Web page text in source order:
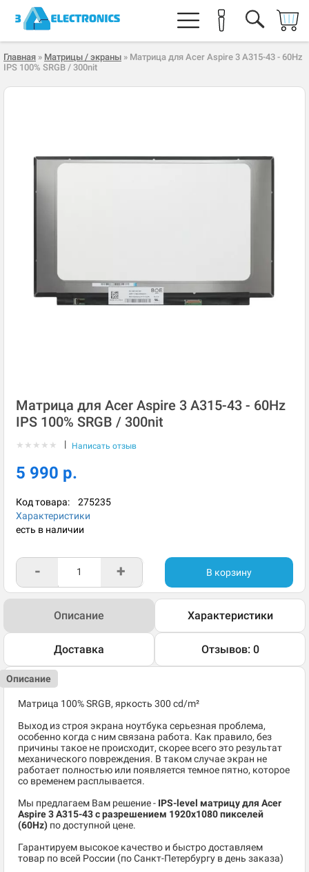
Главная » Матрицы / экраны » Матрица для Acer Aspire 3 A315-43 - 60Hz
IPS 100% SRGB / 300nit
Матрица для Acer Aspire 3 A315-43 - 60Hz
IPS 100% SRGB / 300nit
★ ★ ★ ★ ★ | Написать отзыв
5 990 р.
Код товара: 275235
Характеристики
есть в наличии
- + В корзину
Описание Характеристики
Доставка Отзывов: 0
Описание
Матрица 100% SRGB, яркость 300 cd/m²
Выход из строя экрана ноутбука серьезная проблема,
особенно когда с ним связана работа. Как правило, без
причины такое не происходит, скорее всего это результат
механического повреждения. В таком случае экран не
работает полностью или появляется темное пятно, которое
со временем расплывается.
Мы предлагаем Вам решение - IPS-level матрицу для Acer
Aspire 3 A315-43 c разрешением 1920x1080 пикселей
(60Hz) по доступной цене.
Гарантируем высокое качество и быстро доставляем
товар по всей России (по Санкт-Петербургу в день заказа)